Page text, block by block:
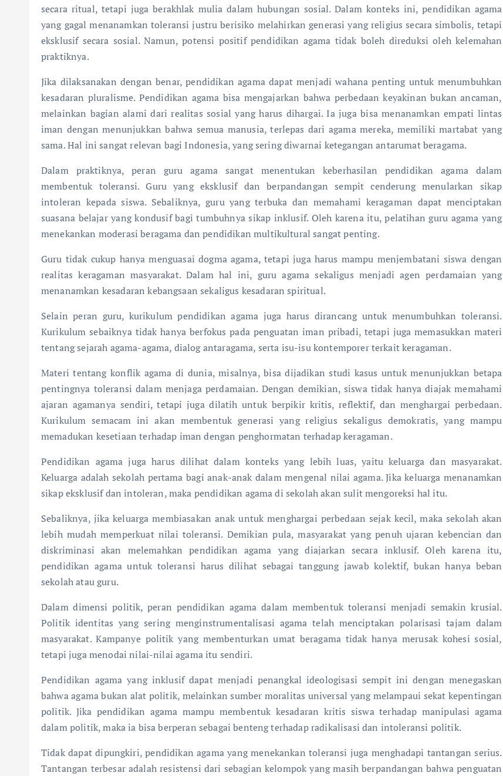
secara ritual, tetapi juga berakhlak mulia dalam hubungan sosial. Dalam konteks ini, pendidikan agama
yang gagal menanamkan toleransi justru berisiko melahirkan generasi yang religius secara simbolis, tetapi
eksklusif secara sosial. Namun, potensi positif pendidikan agama tidak boleh direduksi oleh kelemahan
praktiknya.
Jika dilaksanakan dengan benar, pendidikan agama dapat menjadi wahana penting untuk menumbuhkan
kesadaran pluralisme. Pendidikan agama bisa mengajarkan bahwa perbedaan keyakinan bukan ancaman,
melainkan bagian alami dari realitas sosial yang harus dihargai. Ia juga bisa menanamkan empati lintas
iman dengan menunjukkan bahwa semua manusia, terlepas dari agama mereka, memiliki martabat yang
sama. Hal ini sangat relevan bagi Indonesia, yang sering diwarnai ketegangan antarumat beragama.
Dalam praktiknya, peran guru agama sangat menentukan keberhasilan pendidikan agama dalam
membentuk toleransi. Guru yang eksklusif dan berpandangan sempit cenderung menularkan sikap
intoleran kepada siswa. Sebaliknya, guru yang terbuka dan memahami keragaman dapat menciptakan
suasana belajar yang kondusif bagi tumbuhnya sikap inklusif. Oleh karena itu, pelatihan guru agama yang
menekankan moderasi beragama dan pendidikan multikultural sangat penting.
Guru tidak cukup hanya menguasai dogma agama, tetapi juga harus mampu menjembatani siswa dengan
realitas keragaman masyarakat. Dalam hal ini, guru agama sekaligus menjadi agen perdamaian yang
menanamkan kesadaran kebangsaan sekaligus kesadaran spiritual.
Selain peran guru, kurikulum pendidikan agama juga harus dirancang untuk menumbuhkan toleransi.
Kurikulum sebaiknya tidak hanya berfokus pada penguatan iman pribadi, tetapi juga memasukkan materi
tentang sejarah agama-agama, dialog antaragama, serta isu-isu kontemporer terkait keragaman.
Materi tentang konflik agama di dunia, misalnya, bisa dijadikan studi kasus untuk menunjukkan betapa
pentingnya toleransi dalam menjaga perdamaian. Dengan demikian, siswa tidak hanya diajak memahami
ajaran agamanya sendiri, tetapi juga dilatih untuk berpikir kritis, reflektif, dan menghargai perbedaan.
Kurikulum semacam ini akan membentuk generasi yang religius sekaligus demokratis, yang mampu
memadukan kesetiaan terhadap iman dengan penghormatan terhadap keragaman.
Pendidikan agama juga harus dilihat dalam konteks yang lebih luas, yaitu keluarga dan masyarakat.
Keluarga adalah sekolah pertama bagi anak-anak dalam mengenal nilai agama. Jika keluarga menanamkan
sikap eksklusif dan intoleran, maka pendidikan agama di sekolah akan sulit mengoreksi hal itu.
Sebaliknya, jika keluarga membiasakan anak untuk menghargai perbedaan sejak kecil, maka sekolah akan
lebih mudah memperkuat nilai toleransi. Demikian pula, masyarakat yang penuh ujaran kebencian dan
diskriminasi akan melemahkan pendidikan agama yang diajarkan secara inklusif. Oleh karena itu,
pendidikan agama untuk toleransi harus dilihat sebagai tanggung jawab kolektif, bukan hanya beban
sekolah atau guru.
Dalam dimensi politik, peran pendidikan agama dalam membentuk toleransi menjadi semakin krusial.
Politik identitas yang sering menginstrumentalisasi agama telah menciptakan polarisasi tajam dalam
masyarakat. Kampanye politik yang membenturkan umat beragama tidak hanya merusak kohesi sosial,
tetapi juga menodai nilai-nilai agama itu sendiri.
Pendidikan agama yang inklusif dapat menjadi penangkal ideologisasi sempit ini dengan menegaskan
bahwa agama bukan alat politik, melainkan sumber moralitas universal yang melampaui sekat kepentingan
politik. Jika pendidikan agama mampu membentuk kesadaran kritis siswa terhadap manipulasi agama
dalam politik, maka ia bisa berperan sebagai benteng terhadap radikalisasi dan intoleransi politik.
Tidak dapat dipungkiri, pendidikan agama yang menekankan toleransi juga menghadapi tantangan serius.
Tantangan terbesar adalah resistensi dari sebagian kelompok yang masih berpandangan bahwa penguatan